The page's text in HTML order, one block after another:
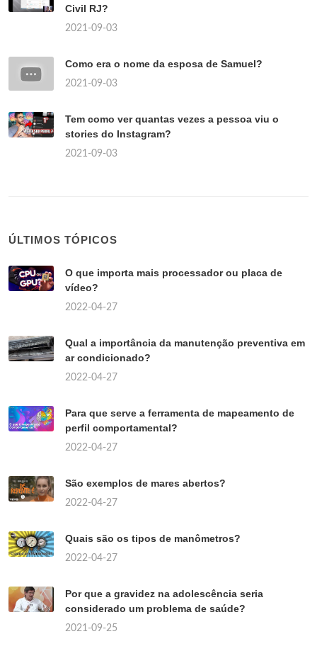
Civil RJ?
2021-09-03
Como era o nome da esposa de Samuel?
2021-09-03
Tem como ver quantas vezes a pessoa viu o
stories do Instagram?
2021-09-03
ÚLTIMOS TÓPICOS
O que importa mais processador ou placa de
vídeo?
2022-04-27
Qual a importância da manutenção preventiva em
ar condicionado?
2022-04-27
Para que serve a ferramenta de mapeamento de
perfil comportamental?
2022-04-27
São exemplos de mares abertos?
2022-04-27
Quais são os tipos de manômetros?
2022-04-27
Por que a gravidez na adolescência seria
considerado um problema de saúde?
2021-09-25